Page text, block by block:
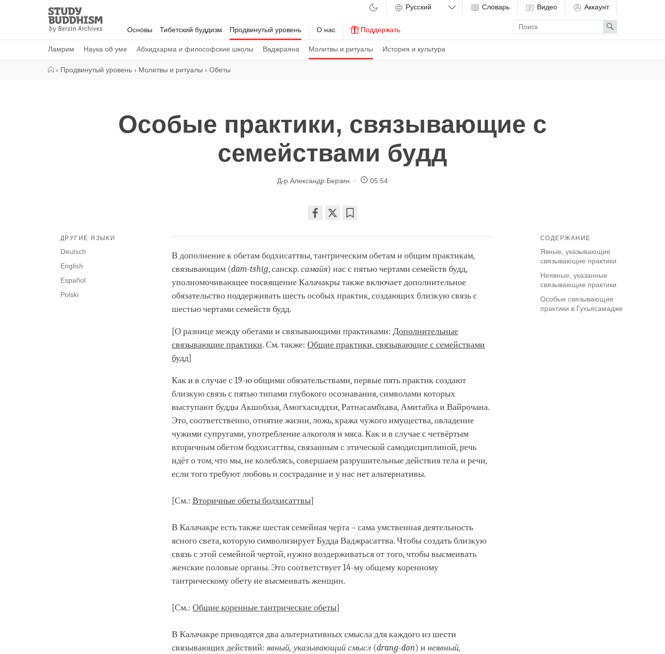
Study
Buddhism
Home
Основы Тибетский буддизм Продвинутый уровень
Ламрим Наука об уме Абхидхарма и философские школы Ваджраяна Молитвы и ритуалы История и культура
О нас Поддержать
Словарь Видео Аккаунт
Enter
search
term
Search
› Продвинутый уровень › Молитвы и ритуалы › Обеты
Особые практики, связывающие с
семействами будд
Д-р Александр Берзин 05:54
on
facebook
СОДЕРЖАНИЕ
Явные, указывающие
связывающие практики
Неявные, указанные
связывающие практики
Особые связывающие
практики в Гухьясамадже
ДРУГИЕ ЯЗЫКИ
Deutsch
English
Español
Polski
В дополнение к обетам бодхисаттвы, тантрическим обетам и общим практикам,
связывающим (dam-tshig, санскр.самайя) нас с пятью чертами семейств будд,
уполномочивающее посвящение Калачакры также включает дополнительное
обязательство поддерживать шесть особых практик, создающих близкую связь с
шестью чертами семейств будд.
[О разнице между обетами и связывающими практиками: Дополнительные
связывающие практики. См. также: Общие практики, связывающие с семействами
будд]
Как и в случае с 19-ю общими обязательствами, первые пять практик создают
близкую связь с пятью типами глубокого осознавания, символами которых
выступают будды Акшобхья, Амогхасиддхи, Ратнасамбхава, Амитабха и Вайрочана.
Это, соответственно, отнятие жизни, ложь, кража чужого имущества, овладение
чужими супругами, употребление алкоголя и мяса. Как и в случае с четвёртым
вторичным обетом бодхисаттвы, связанным с этической самодисциплиной, речь
идёт о том, что мы, не колеблясь, совершаем разрушительные действия тела и речи,
если того требуют любовь и сострадание и у нас нет альтернативы.
[См.: Вторичные обеты бодхисаттвы]
В Калачакре есть также шестая семейная черта – сама умственная деятельность
ясного света, которую символизирует Будда Ваджрасаттва. Чтобы создать близкую
связь с этой семейной чертой, нужно воздерживаться от того, чтобы высмеивать
женские половые органы. Это соответствует 14-му общему коренному
тантрическому обету не высмеивать женщин.
[См.: Общие коренные тантрические обеты]
В Калачакре приводятся два альтернативных смысла для каждого из шести
связывающих действий:явный, указывающий смысл (drang-don) и неявный,